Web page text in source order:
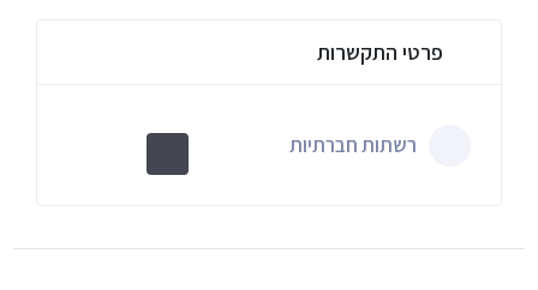
פרטי התקשרות
רשתות חברתיות